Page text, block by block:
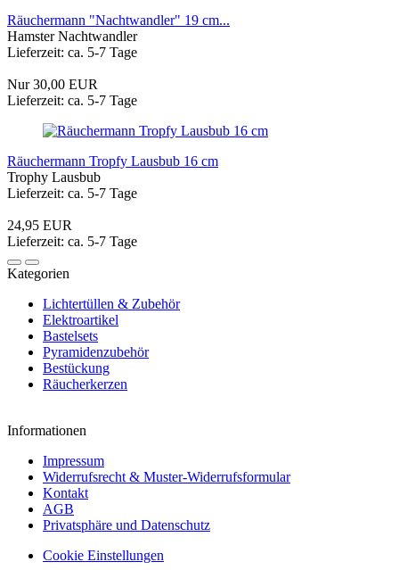
Räuchermann "Nachtwandler" 19 cm...
Hamster Nachtwandler
Lieferzeit: ca. 5-7 Tage
Nur 30,00 EUR
Lieferzeit: ca. 5-7 Tage
Räuchermann Tropfy Lausbub 16 cm
Trophy Lausbub
Lieferzeit: ca. 5-7 Tage
24,95 EUR
Lieferzeit: ca. 5-7 Tage
Kategorien
Lichtertüllen & Zubehör
Elektroartikel
Bastelsets
Pyramidenzubehör
Bestückung
Räucherkerzen
Informationen
Impressum
Widerrufsrecht & Muster-Widerrufsformular
Kontakt
AGB
Privatsphäre und Datenschutz
Cookie Einstellungen